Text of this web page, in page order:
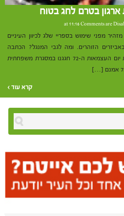
ארגון בטרם לחג בטוח
Comments are
מפני שימוש בספריי שלג לכיוון העיניים
הזוהרים. ומה לגבי המנגל? הכתבה
שתעשה לכם ולילדיכם חג בטוח את יום העצמאות ה-72 חגגנו במסגרת משפחתית
קרא עוד ›